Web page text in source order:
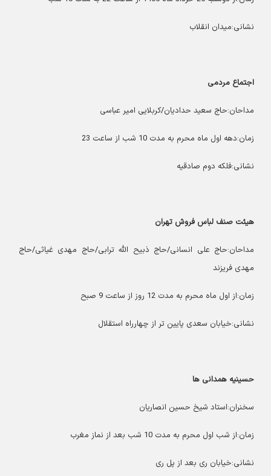
نشانی:میدان انقلاب
اجتماع مردمی
مداحان:حاج سعید حدادیان/کربلایی امیر عباسی
زمان:دهه اول ماه محرم به مدت 10 شب از ساعت 23
نشانی:فلکه دوم صادقیه
هیئت صنف لباس فروش تهران
مداحان:حاج علی انسانی/حاج ذبیح الله ترابی/حاج مهدی غیاثی/حاج
مهدی فریزند
زمان:از اول ماه محرم به مدت 12 روز از ساعت 9 صبح
نشانی:خیابان سعدی پایین تر از چهارراه استقلال
حسینیه همدانی ها
سخنران:استاد شیخ حسین انصاریان
زمان:از شب اول محرم به مدت 10 شب بعد از نماز مغرب
نشانی:خیابان ری بعد از پل ری